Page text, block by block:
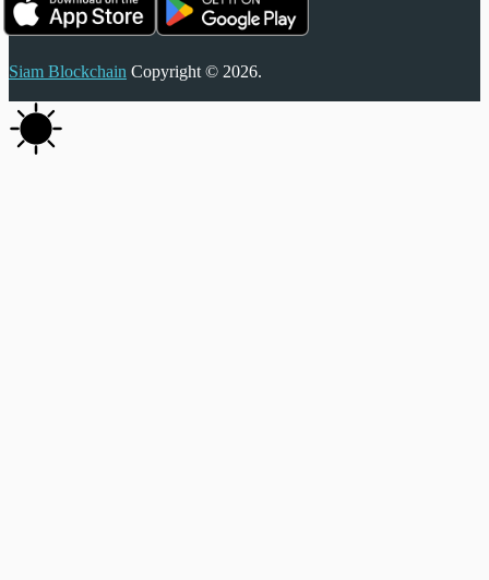
Siam Blockchain Copyright © 2026.